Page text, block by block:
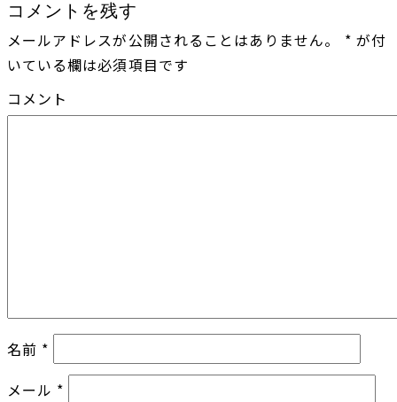
コメントを残す
メールアドレスが公開されることはありません。 * が付
いている欄は必須項目です
コメント
名前 *
メール *